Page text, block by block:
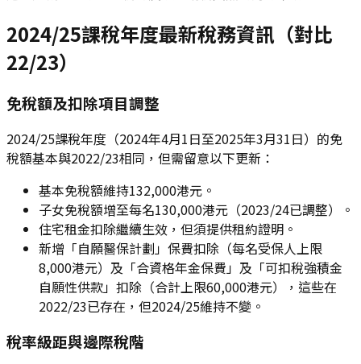
2024/25課稅年度最新稅務資訊（對比
22/23）
免稅額及扣除項目調整
2024/25課稅年度（2024年4月1日至2025年3月31日）的免
稅額基本與2022/23相同，但需留意以下更新：
基本免稅額維持132,000港元。
子女免稅額增至每名130,000港元（2023/24已調整）。
住宅租金扣除繼續生效，但須提供租約證明。
新增「自願醫保計劃」保費扣除（每名受保人上限
8,000港元）及「合資格年金保費」及「可扣稅強積金
自願性供款」扣除（合計上限60,000港元），這些在
2022/23已存在，但2024/25維持不變。
稅率級距與邊際稅階